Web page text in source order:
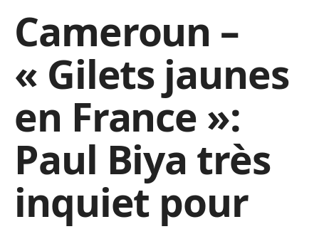
Cameroun –
« Gilets jaunes
en France »:
Paul Biya très
inquiet pour